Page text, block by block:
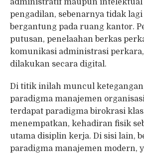
administratif maupun
pengadilan, sebenarnya tidak
bergantung pada ruang kantor.
putusan, penelaahan berkas
komunikasi administrasi
dilakukan secara digital.
Di titik inilah muncul
paradigma manajemen
terdapat paradigma birokrasi
menempatkan, kehadiran fisik
utama disiplin kerja. Di sisi lain,
paradigma manajemen modern,